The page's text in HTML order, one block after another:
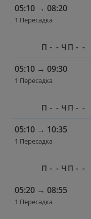
05:10 → 08:20
1 Пересадка
П - - Ч П - -
05:10 → 09:30
1 Пересадка
П - - Ч П - -
05:10 → 10:35
1 Пересадка
П - - Ч П - -
05:20 → 08:55
1 Пересадка